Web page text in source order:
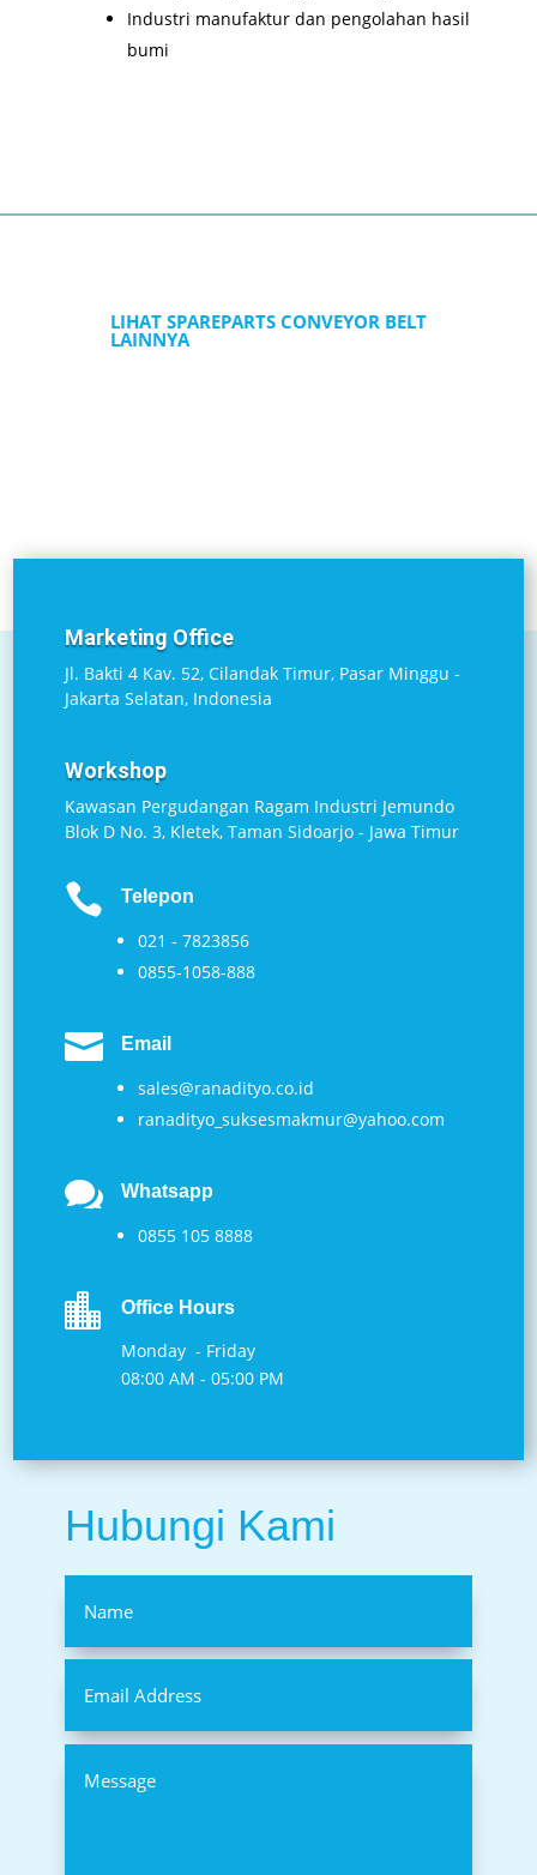
Industri manufaktur dan pengolahan hasil
bumi
LIHAT SPAREPARTS CONVEYOR BELT
LAINNYA
Marketing Office
Jl. Bakti 4 Kav. 52, Cilandak Timur, Pasar Minggu -
Jakarta Selatan, Indonesia
Workshop
Kawasan Pergudangan Ragam Industri Jemundo
Blok D No. 3, Kletek, Taman Sidoarjo - Jawa Timur
 Telepon
021 - 7823856
0855-1058-888
 Email
sales@ranadityo.co.id
ranadityo_suksesmakmur@yahoo.com
 Whatsapp
0855 105 8888
 Office Hours
Monday - Friday
08:00 AM - 05:00 PM
Hubungi Kami